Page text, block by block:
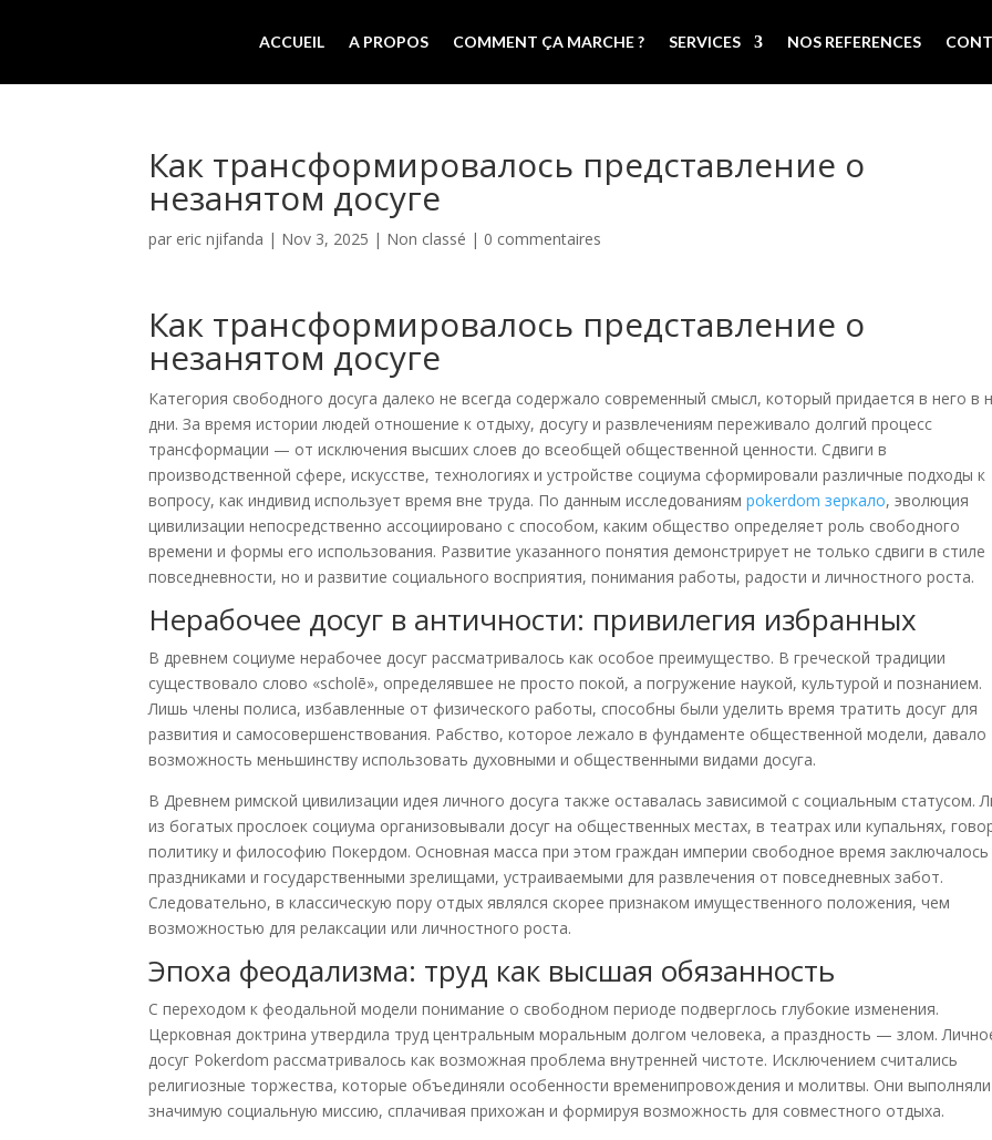
ACCUEIL A PROPOS COMMENT ÇA MARCHE ? SERVICES NOS REFERENCES
Как трансформировалось представление о
незанятом досуге
par eric njifanda | Nov 3, 2025 | Non classé | 0 commentaires
Как трансформировалось представление о
незанятом досуге
Категория свободного досуга далеко не всегда содержало современный смысл, который придается в него в
дни. За время истории людей отношение к отдыху, досугу и развлечениям переживало долгий процесс
трансформации — от исключения высших слоев до всеобщей общественной ценности. Сдвиги в
производственной сфере, искусстве, технологиях и устройстве социума сформировали различные подходы к
вопросу, как индивид использует время вне труда. По данным исследованиямpokerdom зеркало, эволюция
цивилизации непосредственно ассоциировано с способом, каким общество определяет роль свободного
времени и формы его использования. Развитие указанного понятия демонстрирует не только сдвиги в стиле
повседневности, но и развитие социального восприятия, понимания работы, радости и личностного роста.
Нерабочее досуг в античности: привилегия избранных
В древнем социуме нерабочее досуг рассматривалось как особое преимущество. В греческой традиции
существовало слово «scholē», определявшее не просто покой, а погружение наукой, культурой и познанием.
Лишь члены полиса, избавленные от физического работы, способны были уделить время тратить досуг для
развития и самосовершенствования. Рабство, которое лежало в фундаменте общественной модели, давало
возможность меньшинству использовать духовными и общественными видами досуга.
В Древнем римской цивилизации идея личного досуга также оставалась зависимой с социальным статусом.
из богатых прослоек социума организовывали досуг на общественных местах, в театрах или купальнях,
политику и философию Покердом. Основная масса при этом граждан империи свободное время заключалось
праздниками и государственными зрелищами, устраиваемыми для развлечения от повседневных забот.
Следовательно, в классическую пору отдых являлся скорее признаком имущественного положения, чем
возможностью для релаксации или личностного роста.
Эпоха феодализма: труд как высшая обязанность
С переходом к феодальной модели понимание о свободном периоде подверглось глубокие изменения.
Церковная доктрина утвердила труд центральным моральным долгом человека, а праздность — злом.
досуг Pokerdom рассматривалось как возможная проблема внутренней чистоте. Исключением считались
религиозные торжества, которые объединяли особенности временипровождения и молитвы. Они выполняли
значимую социальную миссию, сплачивая прихожан и формируя возможность для совместного отдыха.